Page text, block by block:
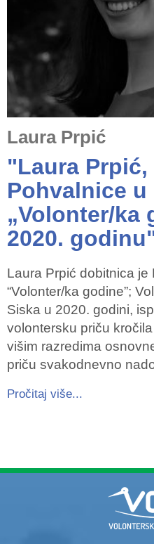
Laura Prpić
"Laura
Pohvalnice
„Volonter/ka
2020.
Laura Prpić dobitnica
“Volonter/ka godine”;
Siska u 2020. godini,
volontersku priču
višim razredima
priču svakodnevno
Pročitaj više...